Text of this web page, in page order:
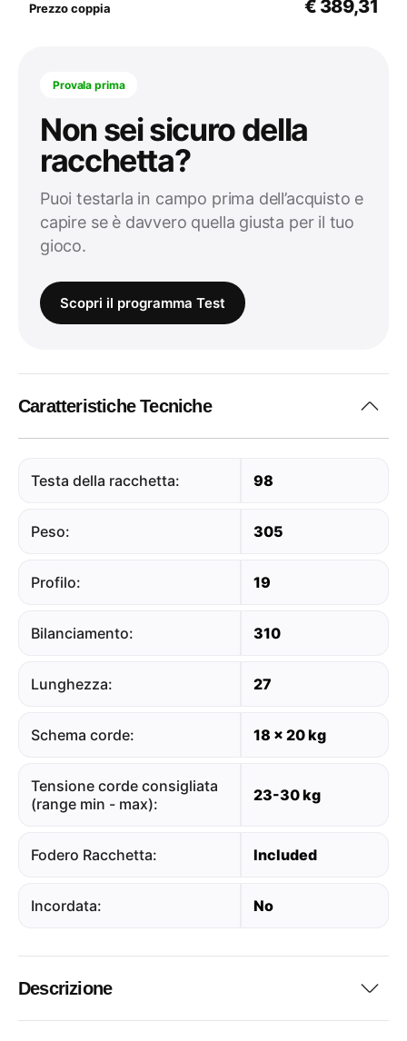
Prezzo coppia € 389,31
Provala prima
Non sei sicuro della
racchetta?
Puoi testarla in campo prima dell’acquisto e
capire se è davvero quella giusta per il tuo
gioco.
Scopri il programma Test
Caratteristiche Tecniche
Testa della racchetta: 98
Peso: 305
Profilo: 19
Bilanciamento: 310
Lunghezza: 27
Schema corde: 18 x 20 kg
Tensione corde consigliata
(range min - max):
23-30 kg
Fodero Racchetta: Included
Incordata: No
Descrizione